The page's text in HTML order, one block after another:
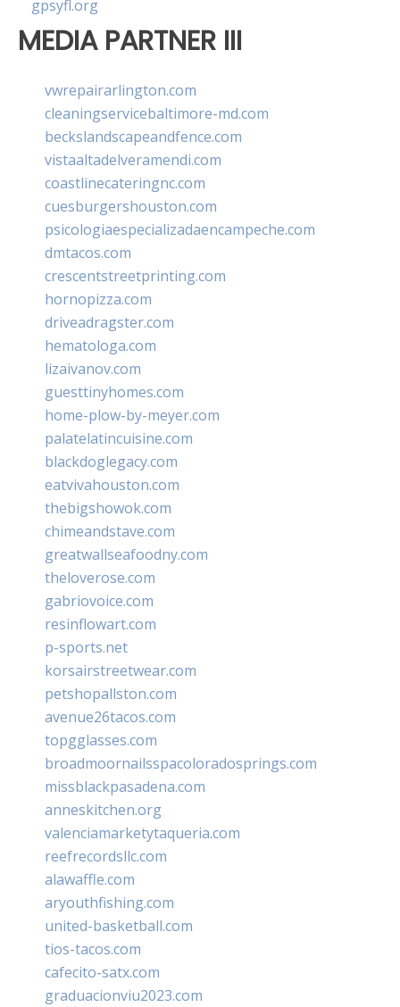
gpsyfl.org
MEDIA PARTNER III
vwrepairarlington.com
cleaningservicebaltimore-md.com
beckslandscapeandfence.com
vistaaltadelveramendi.com
coastlinecateringnc.com
cuesburgershouston.com
psicologiaespecializadaencampeche.com
dmtacos.com
crescentstreetprinting.com
hornopizza.com
driveadragster.com
hematologa.com
lizaivanov.com
guesttinyhomes.com
home-plow-by-meyer.com
palatelatincuisine.com
blackdoglegacy.com
eatvivahouston.com
thebigshowok.com
chimeandstave.com
greatwallseafoodny.com
theloverose.com
gabriovoice.com
resinflowart.com
p-sports.net
korsairstreetwear.com
petshopallston.com
avenue26tacos.com
topgglasses.com
broadmoornailsspacoloradosprings.com
missblackpasadena.com
anneskitchen.org
valenciamarketytaqueria.com
reefrecordsllc.com
alawaffle.com
aryouthfishing.com
united-basketball.com
tios-tacos.com
cafecito-satx.com
graduacionviu2023.com